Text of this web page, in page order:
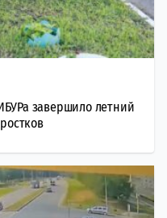
завершило летний